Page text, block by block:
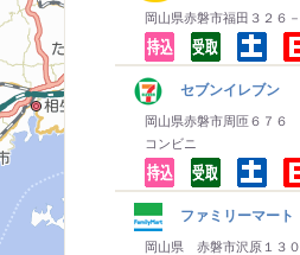
岡山県赤磐市福田３２６－
セブンイレブ
岡山県赤磐市周匝６７６
コンビニ
ファミリーマー
岡山県 赤磐市沢原１３０